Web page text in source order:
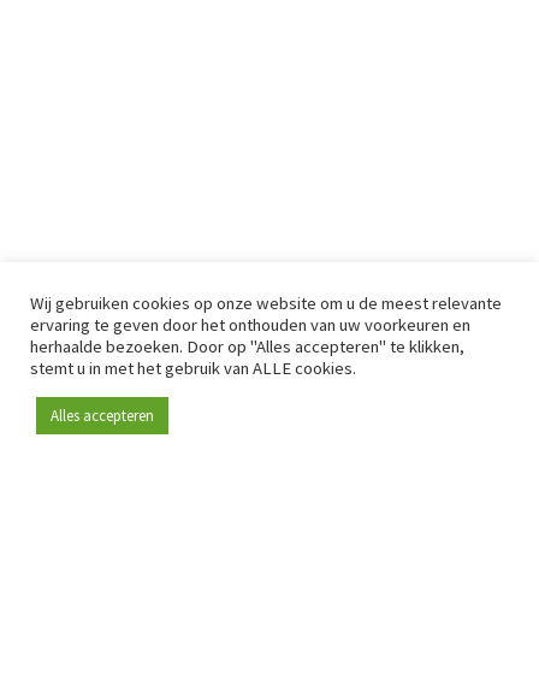
Wij gebruiken cookies op onze website om u de meest relevante
ervaring te geven door het onthouden van uw voorkeuren en
herhaalde bezoeken. Door op "Alles accepteren" te klikken,
stemt u in met het gebruik van ALLE cookies.
Alles accepteren